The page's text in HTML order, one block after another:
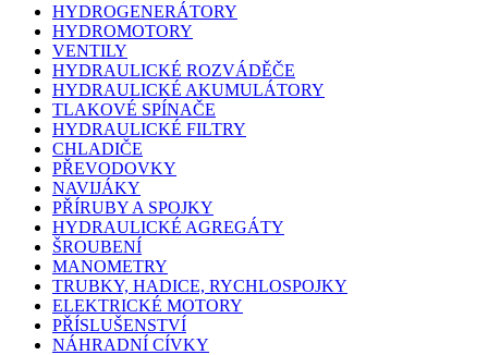
HYDROGENERÁTORY
HYDROMOTORY
VENTILY
HYDRAULICKÉ ROZVÁDĚČE
HYDRAULICKÉ AKUMULÁTORY
TLAKOVÉ SPÍNAČE
HYDRAULICKÉ FILTRY
CHLADIČE
PŘEVODOVKY
NAVIJÁKY
PŘÍRUBY A SPOJKY
HYDRAULICKÉ AGREGÁTY
ŠROUBENÍ
MANOMETRY
TRUBKY, HADICE, RYCHLOSPOJKY
ELEKTRICKÉ MOTORY
PŘÍSLUŠENSTVÍ
NÁHRADNÍ CÍVKY